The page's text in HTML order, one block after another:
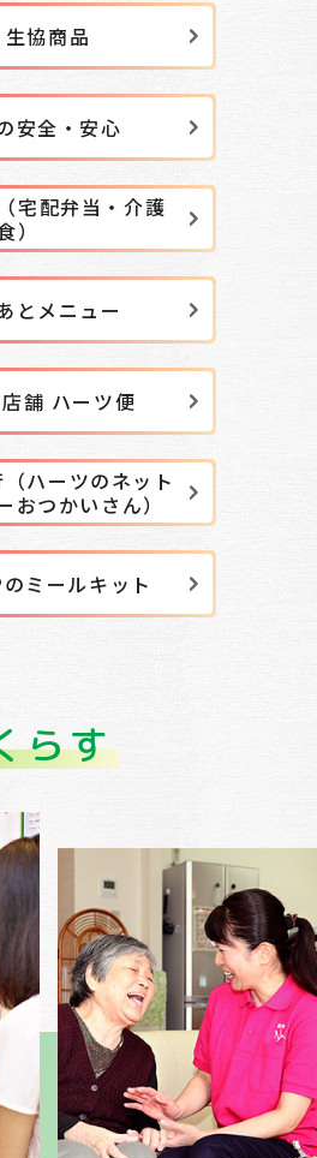
生協商品
安全・安心
宅配弁当・介護
）
とメニュー
舗 ハーツ便
ハーツのネット
おつかいさん）
ミールキット
らす